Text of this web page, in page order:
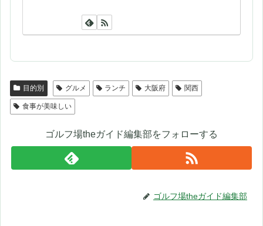
目的別 グルメ ランチ 大阪府 関西
食事が美味しい
ゴルフ場theガイド編集部をフォローする
ゴルフ場theガイド編集部